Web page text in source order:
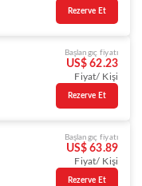
Rezerve Et
Başlangıç fiyatı
US$ 62.23
Fiyat/ Kişi
Rezerve Et
Başlangıç fiyatı
US$ 63.89
Fiyat/ Kişi
Rezerve Et